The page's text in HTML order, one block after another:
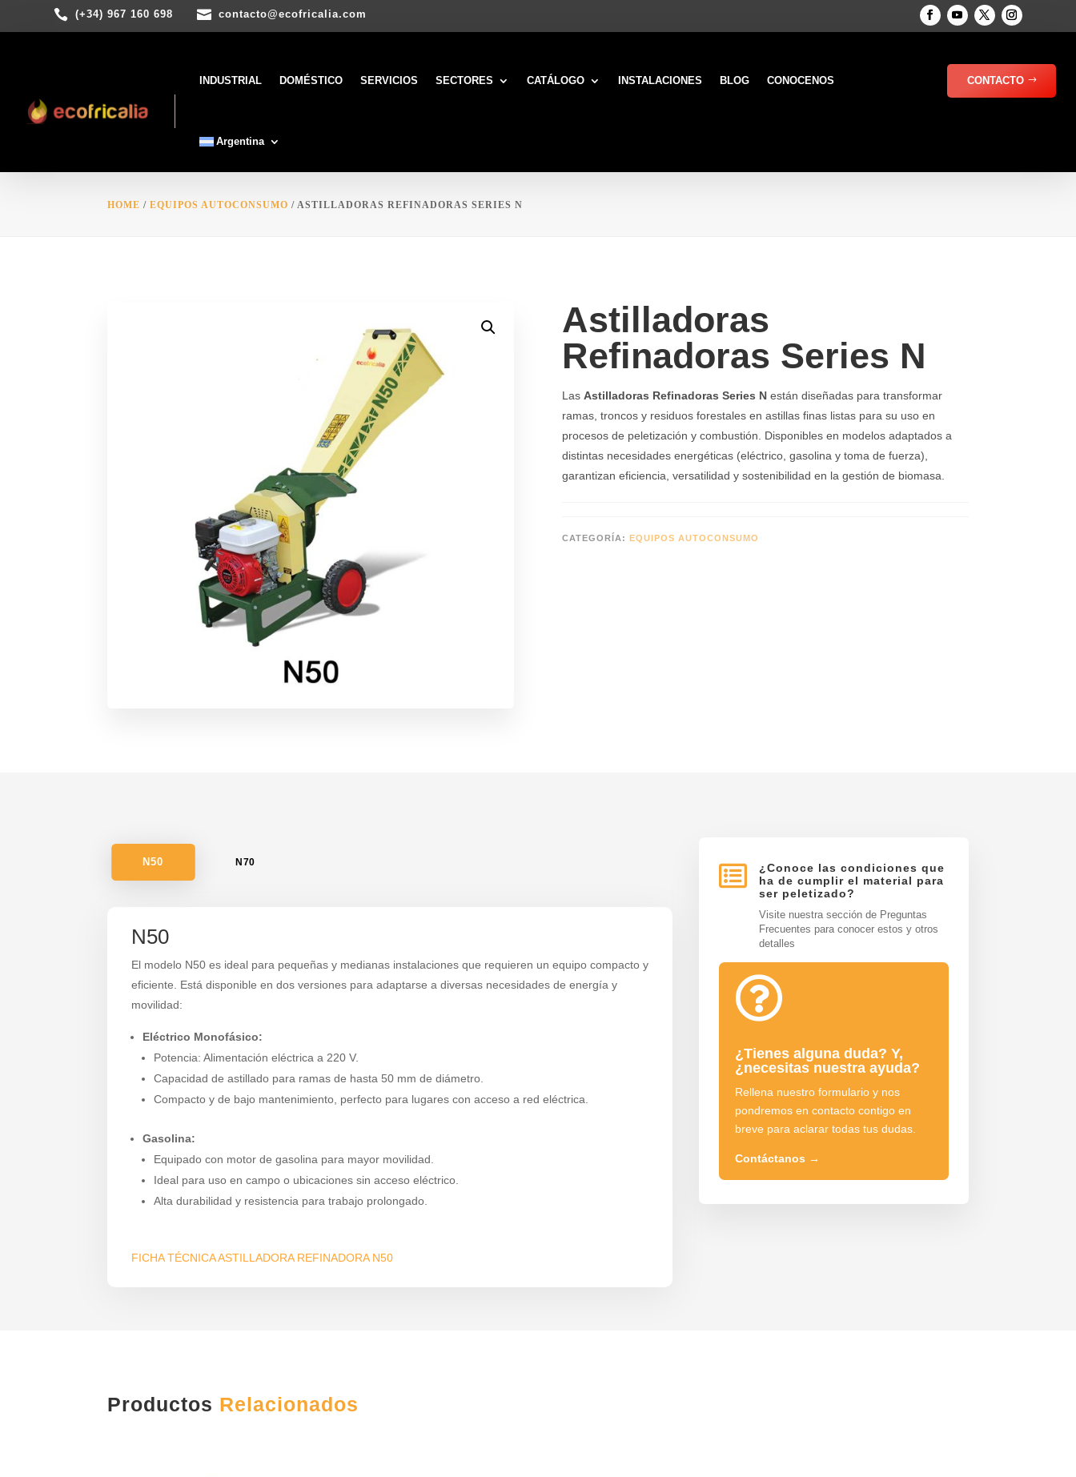
 (+34) 967 160 698  contacto@ecofricalia.com
INDUSTRIAL DOMÉSTICO SERVICIOS SECTORES CATÁLOGO INSTALACIONES BLOG CONOCENOS
Argentina
CONTACTO
HOME /EQUIPOS AUTOCONSUMO / ASTILLADORAS REFINADORAS SERIES N
Astilladoras
Refinadoras Series N
Las Astilladoras Refinadoras Series Nestán diseñadas para transformar
ramas, troncos y residuos forestales en astillas finas listas para su uso en
procesos de peletización y combustión. Disponibles en modelos adaptados a
distintas necesidades energéticas (eléctrico, gasolina y toma de fuerza),
garantizan eficiencia, versatilidad y sostenibilidad en la gestión de biomasa.
CATEGORÍA: EQUIPOS AUTOCONSUMO
N50 N70
N50
El modelo N50 es ideal para pequeñas y medianas instalaciones que requieren un equipo compacto y
eficiente. Está disponible en dos versiones para adaptarse a diversas necesidades de energía y
movilidad:
Eléctrico Monofásico:
Potencia: Alimentación eléctrica a 220 V.
Capacidad de astillado para ramas de hasta 50 mm de diámetro.
Compacto y de bajo mantenimiento, perfecto para lugares con acceso a red eléctrica.
Gasolina:
Equipado con motor de gasolina para mayor movilidad.
Ideal para uso en campo o ubicaciones sin acceso eléctrico.
Alta durabilidad y resistencia para trabajo prolongado.
FICHA TÉCNICA ASTILLADORA REFINADORA N50

¿Conoce las condiciones que
ha de cumplir el material para
ser peletizado?
Visite nuestra sección de Preguntas
Frecuentes para conocer estos y otros
detalles

¿Tienes alguna duda? Y,
¿necesitas nuestra ayuda?
Rellena nuestro formulario y nos
pondremos en contacto contigo en
breve para aclarar todas tus dudas.
Contáctanos →
Productos Relacionados